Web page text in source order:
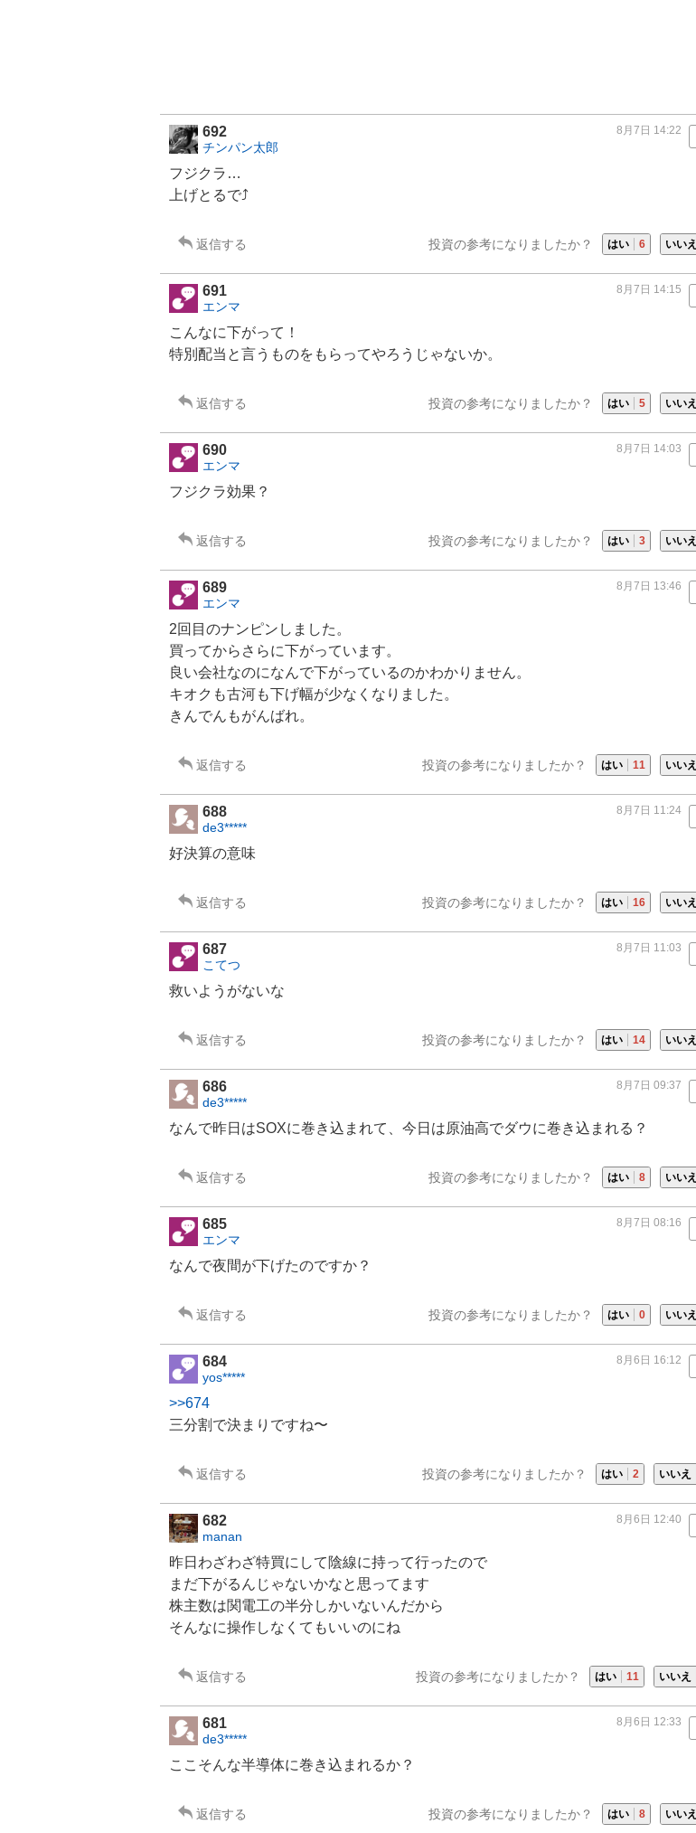
692
チンパン太郎
8月7日 14:22
フジクラ …
上げとるで⤴
返信する 投資の参考になりましたか？ はい 6 いいえ
691
エンマ
8月7日 14:15
こんなに下がって！
特別配当と言うものをもらってやろうじゃないか。
返信する 投資の参考になりましたか？ はい 5 いいえ
690
エンマ
8月7日 14:03
フジクラ効果？
返信する 投資の参考になりましたか？ はい 3 いいえ
689
エンマ
8月7日 13:46
2回目のナンピンしました。
買ってからさらに下がっています。
良い会社なのになんで下がっているのかわかりません。
キオクも古河も下げ幅が少なくなりました。
きんでん もがんばれ。
返信する 投資の参考になりましたか？ はい 11 いいえ
688
de3*****
8月7日 11:24
好決算の意味
返信する 投資の参考になりましたか？ はい 16 いいえ
687
こてつ
8月7日 11:03
救いようがないな
返信する 投資の参考になりましたか？ はい 14 いいえ
686
de3*****
8月7日 09:37
なんで昨日はSOXに巻き込まれて、今日は原油高でダウに巻き込まれる？
返信する 投資の参考になりましたか？ はい 8 いいえ
685
エンマ
8月7日 08:16
なんで夜間が下げたのですか？
返信する 投資の参考になりましたか？ はい 0 いいえ
684
yos*****
8月6日 16:12
>>674
三分割で決まりですね〜
返信する 投資の参考になりましたか？ はい 2 いいえ
682
manan
8月6日 12:40
昨日わざわざ特買にして陰線に持って行ったので
まだ下がるんじゃないかなと思ってます
株主数は関電工の半分しかいないんだから
そんなに操作しなくてもいいのにね
返信する 投資の参考になりましたか？ はい 11 いいえ
681
de3*****
8月6日 12:33
ここそんな半導体に巻き込まれるか？
返信する 投資の参考になりましたか？ はい 8 いいえ